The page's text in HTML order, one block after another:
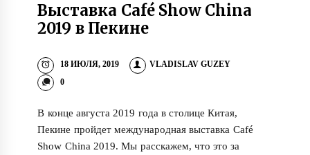
Выставка Café Show China
2019 в Пекине
18 ИЮЛЯ, 2019
VLADISLAV GUZEY
0
В конце августа 2019 года в столице Китая,
Пекине пройдет международная выставка Café
Show China 2019. Мы расскажем, что это за